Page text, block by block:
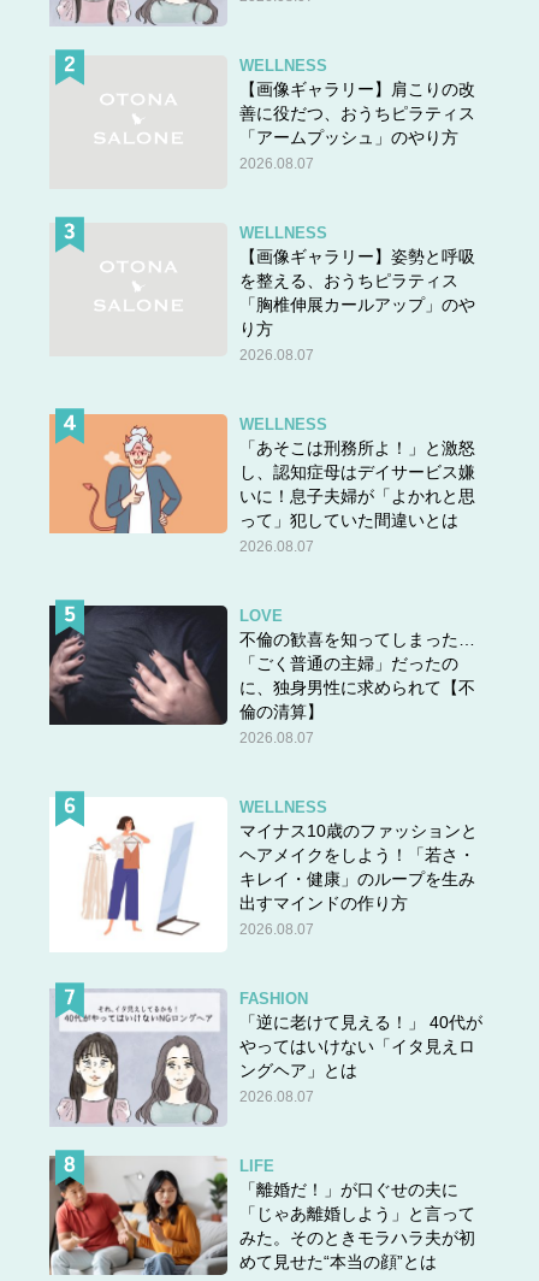
WELLNESS
【画像ギャラリー】肩こりの改
善に役だつ、おうちピラティス
「アームプッシュ」のやり方
2026.08.07
WELLNESS
【画像ギャラリー】姿勢と呼吸
を整える、おうちピラティス
「胸椎伸展カールアップ」のや
り方
2026.08.07
WELLNESS
「あそこは刑務所よ！」と激怒
し、認知症母はデイサービス嫌
いに！息子夫婦が「よかれと思
って」犯していた間違いとは
2026.08.07
LOVE
不倫の歓喜を知ってしまった…
「ごく普通の主婦」だったの
に、独身男性に求められて【不
倫の清算】
2026.08.07
WELLNESS
マイナス10歳のファッションと
ヘアメイクをしよう！「若さ・
キレイ・健康」のループを生み
出すマインドの作り方
2026.08.07
FASHION
「逆に老けて見える！」 40代が
やってはいけない「イタ見えロ
ングヘア」とは
2026.08.07
LIFE
「離婚だ！」が口ぐせの夫に
「じゃあ離婚しよう」と言って
みた。そのときモラハラ夫が初
めて見せた“本当の顔”とは